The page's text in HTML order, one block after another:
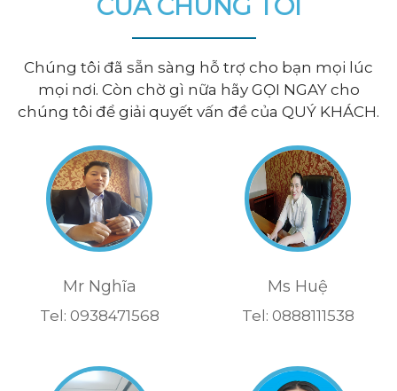
CỦA CHÚNG TÔI
Chúng tôi đã sẵn sàng hỗ trợ cho bạn mọi lúc
mọi nơi. Còn chờ gì nữa hãy GỌI NGAY cho
chúng tôi để giải quyết vấn đề của QUÝ KHÁCH.
Mr Nghĩa
Tel: 0938471568
Ms Huệ
Tel: 0888111538